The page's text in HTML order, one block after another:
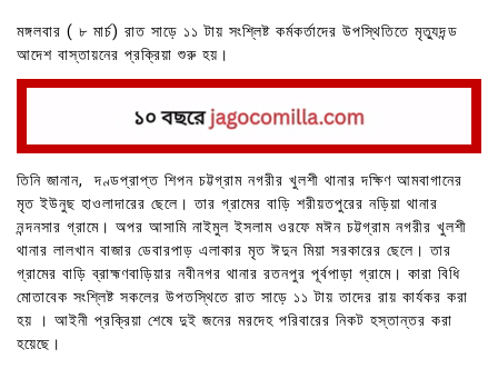
মঙ্গলবার ( ৮ মার্চ) রাত সাড়ে ১১ টায় সংশ্লিষ্ট কর্মকর্তাদের উপস্থিতিতে মৃত্যুদন্ড
আদেশ বাস্তায়নের প্রক্রিয়া শুরু হয়।
তিনি জানান, দণ্ডপ্রাপ্ত শিপন চট্টগ্রাম নগরীর খুলশী থানার দক্ষিণ আমবাগানের
মৃত ইউনুছ হাওলাদারের ছেলে। তার গ্রামের বাড়ি শরীয়তপুরের নড়িয়া থানার
নন্দনসার গ্রামে। অপর আসামি নাইমুল ইসলাম ওরফে মঈন চট্টগ্রাম নগরীর খুলশী
থানার লালখান বাজার ডেবারপাড় এলাকার মৃত ঈদুন মিয়া সরকারের ছেলে। তার
গ্রামের বাড়ি ব্রাহ্মণবাড়িয়ার নবীনগর থানার রতনপুর পূর্বপাড়া গ্রামে। কারা বিধি
মোতাবেক সংশ্লিষ্ট সকলের উপতস্থিতে রাত সাড়ে ১১ টায় তাদের রায় কার্যকর করা
হয় । আইনী প্রক্রিয়া শেষে দুই জনের মরদেহ পরিবারের নিকট হস্তান্তর করা
হয়েছে।